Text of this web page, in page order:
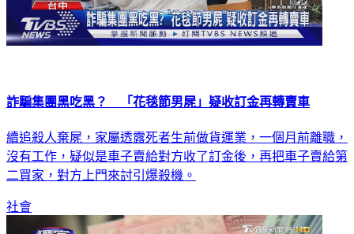
詐騙集團黑吃黑？ 「花毯節男屍」疑收訂金再轉賣車
續追殺人棄屍，家屬透露死者生前做貨運業，一個月前離職，
沒有工作，疑似是車子賣給對方收了訂金後，再把車子賣給第
二買家，對方上門來討引爆殺機。
社會